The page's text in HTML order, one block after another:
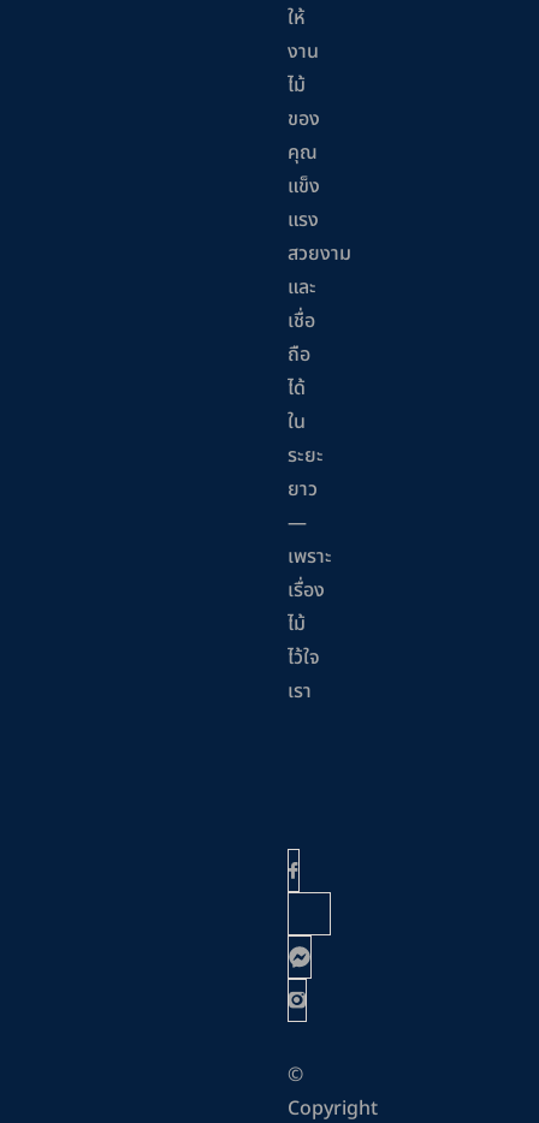
ให้
งาน
ไม้
ของ
คุณ
แข็ง
แรง
สวยงาม
และ
เชื่อ
ถือ
ได้
ใน
ระยะ
ยาว
—
เพราะ
เรื่อง
ไม้
ไว้ใจ
เรา
©
Copyright